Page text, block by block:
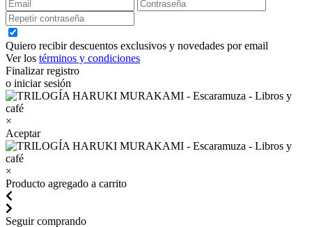
Quiero recibir descuentos exclusivos y novedades por email
Ver los términos y condiciones
Finalizar registro
o iniciar sesión
×
Aceptar
×
Producto agregado a carrito
Seguir comprando